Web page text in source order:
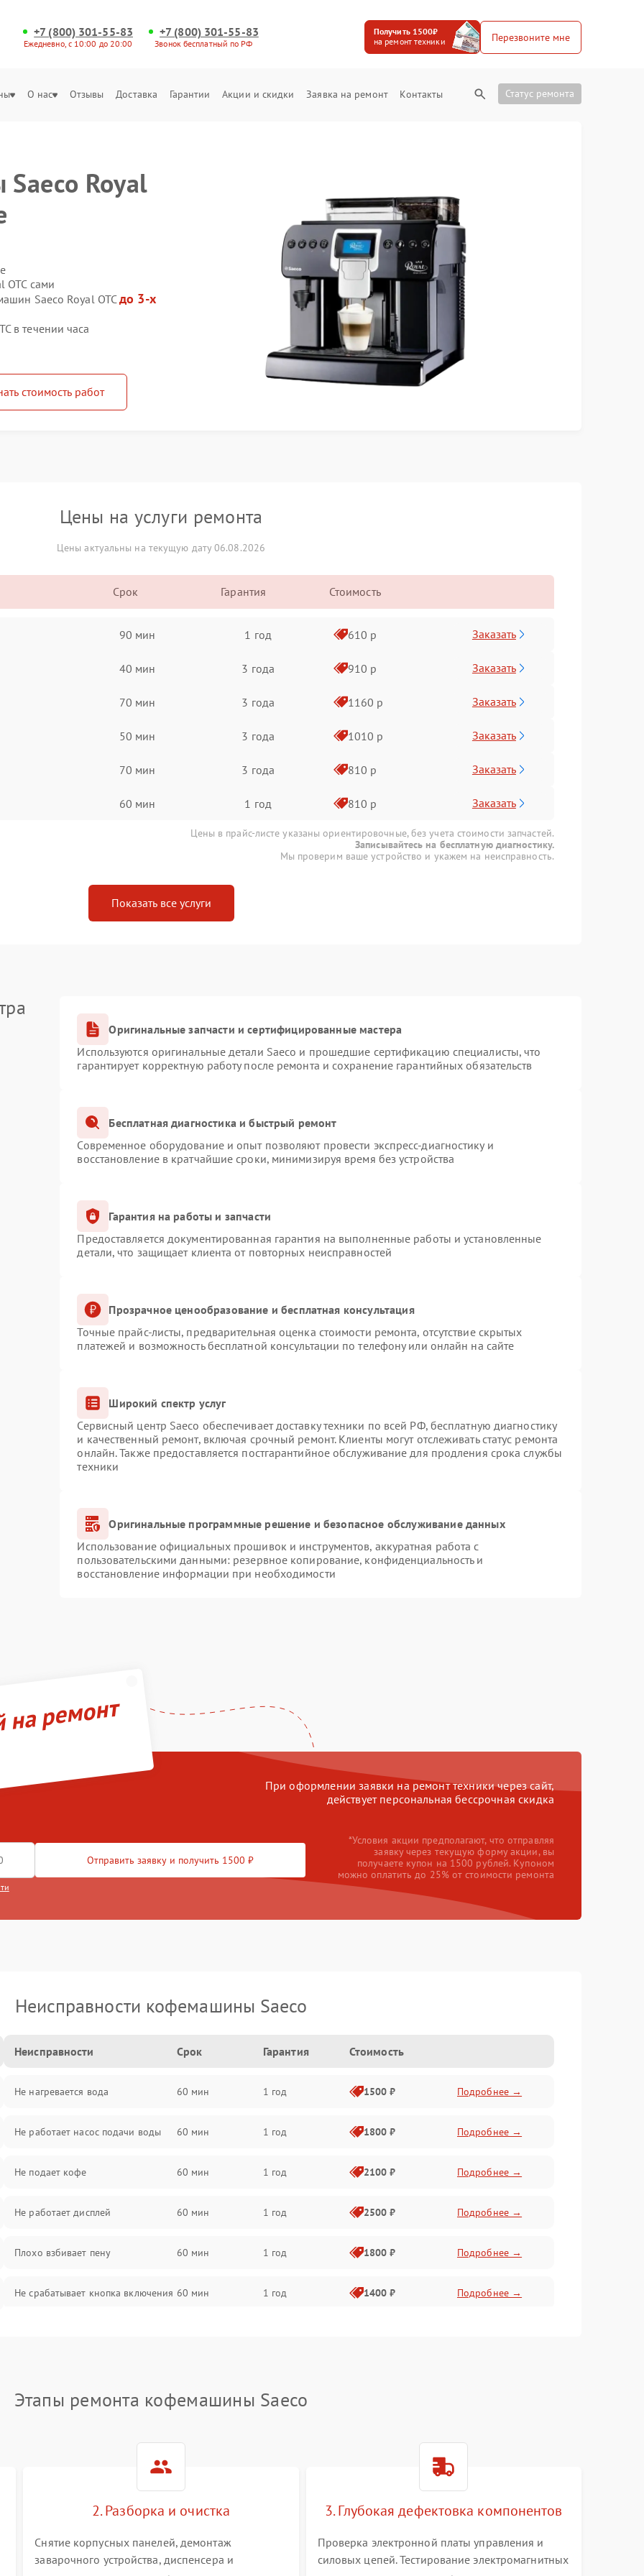
+7 (800) 301-55-83
Ежедневно, с 10:00 до 20:00
+7 (800) 301-55-83
Звонок бесплатный по РФ
Получить 1500₽
на ремонт техники
Перезвоните мне
О нас Отзывы Доставка Гарантии Акции и скидки Заявка на ремонт Контакты Статус ремонта
Royal
OTC сами
Saeco Royal OTCдо 3-х
в течении часа
стоимость работ
Цены на услуги ремонта
Цены актуальны на текущую дату 06.08.2026
Срок Гарантия Стоимость
90 мин 1 год 610 р Заказать
40 мин 3 года 910 р Заказать
70 мин 3 года 1160 р Заказать
50 мин 3 года 1010 р Заказать
70 мин 3 года 810 р Заказать
60 мин 1 год 810 р Заказать
Цены в прайс-листе указаны ориентировочные, без учета стоимости запчастей.
Записывайтесь на бесплатную диагностику.
Мы проверим ваше устройство и укажем на неисправность.
Показать все услуги
Оригинальные запчасти и сертифицированные мастера
Используются оригинальные детали Saeco и прошедшие сертификацию специалисты, что
гарантирует корректную работу после ремонта и сохранение гарантийных обязательств
Бесплатная диагностика и быстрый ремонт
Современное оборудование и опыт позволяют провести экспресс-диагностику и
восстановление в кратчайшие сроки, минимизируя время без устройства
Гарантия на работы и запчасти
Предоставляется документированная гарантия на выполненные работы и установленные
детали, что защищает клиента от повторных неисправностей
Прозрачное ценообразование и бесплатная консультация
Точные прайс-листы, предварительная оценка стоимости ремонта, отсутствие скрытых
платежей и возможность бесплатной консультации по телефону или онлайн на сайте
Широкий спектр услуг
Сервисный центр Saeco обеспечивает доставку техники по всей РФ, бесплатную диагностику
и качественный ремонт, включая срочный ремонт. Клиенты могут отслеживать статус ремонта
онлайн. Также предоставляется постгарантийное обслуживание для продления срока службы
техники
Оригинальные программные решение и безопасное обслуживание данных
Использование официальных прошивок и инструментов, аккуратная работа с
пользовательскими данными: резервное копирование, конфиденциальность и
восстановление информации при необходимости
ремонт
При оформлении заявки на ремонт техники через сайт,
действует персональная бессрочная скидка
Отправить заявку и получить 1500 ₽
*Условия акции предполагают, что отправляя
заявку через текущую форму акции, вы
получаете купон на 1500 рублей. Купоном
можно оплатить до 25% от стоимости ремонта
Неисправности кофемашины Saeco
Неисправности Срок Гарантия Стоимость
Не нагревается вода 60 мин 1 год 1500 ₽ Подробнее →
Не работает насос подачи воды 60 мин 1 год 1800 ₽ Подробнее →
Не подает кофе 60 мин 1 год 2100 ₽ Подробнее →
Не работает дисплей 60 мин 1 год 2500 ₽ Подробнее →
Плохо взбивает пену 60 мин 1 год 1800 ₽ Подробнее →
Не срабатывает кнопка включения 60 мин 1 год 1400 ₽ Подробнее →
Этапы ремонта кофемашины Saeco
2. Разборка и очистка
Снятие корпусных панелей, демонтаж
заварочного устройства, диспенсера и
3. Глубокая дефектовка компонентов
Проверка электронной платы управления и
силовых цепей. Тестирование электромагнитных